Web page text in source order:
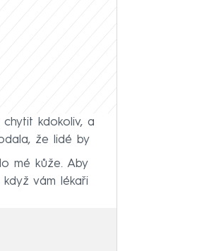
kdokoliv, a
že lidé by
mé kůže. Aby
vám lékaři